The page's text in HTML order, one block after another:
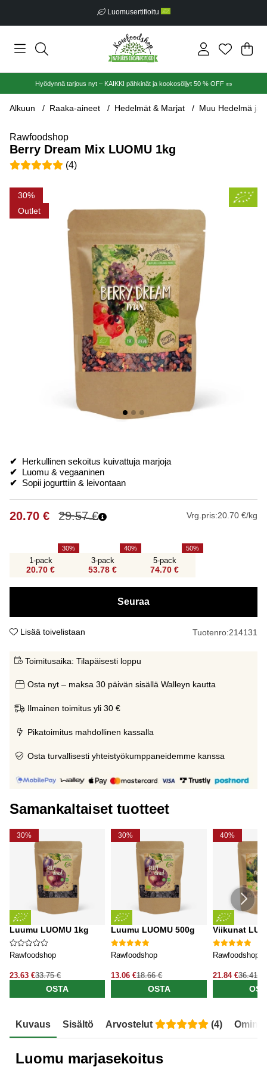
Luomusertifioitu
.
Hyödynnä tarjous nyt – KAIKKI pähkinät ja kookosöljyt 50 % OFF 🥜
Alkuun Raaka-aineet Hedelmät & Marjat Muu Hedelmä ja
Rawfoodshop
Berry Dream Mix LUOMU 1kg
Keskiarvoluokitus 5 / 5 Arvioiden määrä 4
(4)
30
Outlet
Tuotekuvat Berry Dream Mix LUOMU 1kg
✔ Herkullinen sekoitus kuivattuja marjoja
✔ Luomu & vegaaninen
✔ Sopii jogurttiin & leivontaan
29.57€
20.70 € Vrg.pris:20.70 €/kg
1-pack
20.70 €
30
3-pack
53.78 €
40
5-pack
74.70 €
50
Seuraa
Lisää toivelistaan Tuotenro:214131
Toimitusaika: Tilapäisesti loppu
Osta nyt – maksa 30 päivän sisällä Walleyn kautta
Ilmainen toimitus yli 30 €
Pikatoimitus mahdollinen kassalla
Osta turvallisesti yhteistyökumppaneidemme kanssa
Samankaltaiset tuotteet
30%
Luumu LUOMU 1kg
Rawfoodshop
23.63 €33.75 €
OSTA
30%
Luumu LUOMU 500g
Rawfoodshop
13.06 €18.66 €
OSTA
40%
Viikunat
Rawfoodshop
21.84 €36.41 €
Kuvaus Sisältö Arvostelut (4)
Luomu marjasekoitus